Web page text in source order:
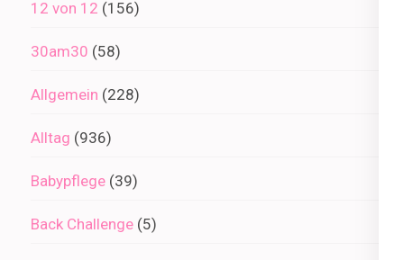
12 von 12 (156)
30am30 (58)
Allgemein (228)
Alltag (936)
Babypflege (39)
Back Challenge (5)